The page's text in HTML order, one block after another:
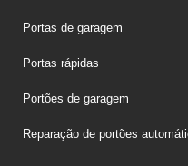
Portas de garagem
Portas rápidas
Portões de garagem
Reparação de portões